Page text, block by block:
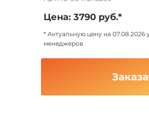
Цена: 3790 руб.*
* Актуальную цену на 07.08.2026
менеджеров